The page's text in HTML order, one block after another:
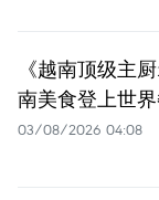
《越南顶级主
南美食登上世
03/08/2026 04:08